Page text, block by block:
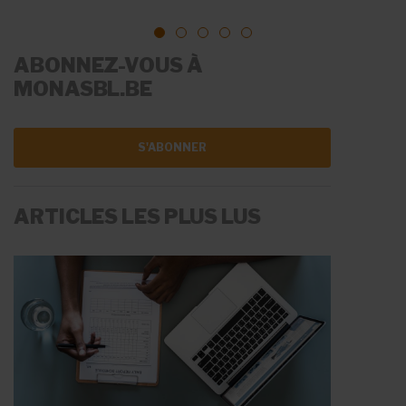
1 2 3 4
ABONNEZ-VOUS À
MONASBL.BE
S'ABONNER
ARTICLES LES PLUS LUS
LA RÉMUNÉRATION
LES AIDES À L'EMPLOI